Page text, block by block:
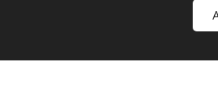
Kontakta oss idag för att få en